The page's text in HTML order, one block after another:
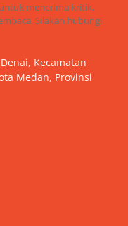
menerima kritik,
Silakan hubungi
Kecamatan
Medan, Provinsi